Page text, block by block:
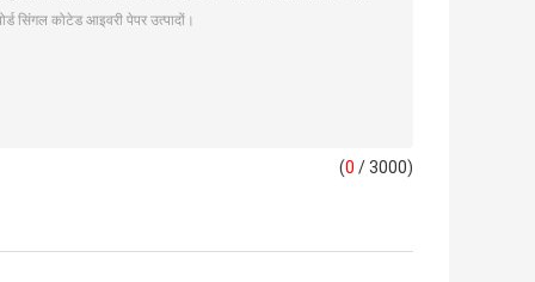
(0 / 3000)